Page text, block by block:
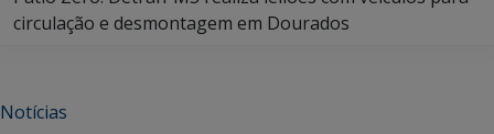
circulação e desmontagem em Dourados
Notícias